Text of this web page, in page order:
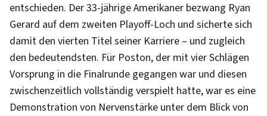
entschieden. Der 33-jährige Amerikaner bezwang Ryan
Gerard auf dem zweiten Playoff-Loch und sicherte sich
damit den vierten Titel seiner Karriere – und zugleich
den bedeutendsten. Für Poston, der mit vier Schlägen
Vorsprung in die Finalrunde gegangen war und diesen
zwischenzeitlich vollständig verspielt hatte, war es eine
Demonstration von Nervenstärke unter dem Blick von